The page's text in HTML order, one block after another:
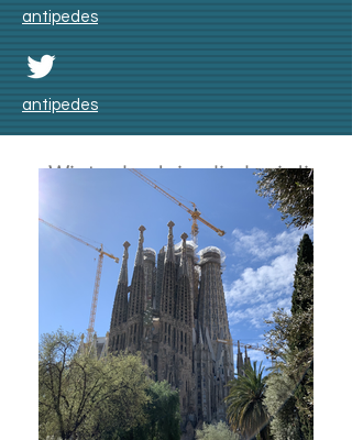
Winter badai salju lagi di
Skåne bulan Nov
antipedes
antipedes